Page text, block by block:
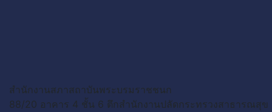
สำนักงานสภาสถาบันพระบรมราชชนก
88/20 อาคาร 4 ชั้น 6 ตึกสำนักงานปลัดกระทรวงสาธารณสุข